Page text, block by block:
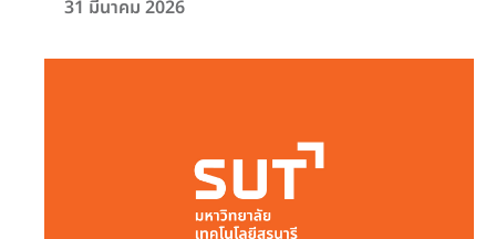
31 มีนาคม 2026